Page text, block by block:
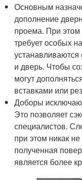
Основным
дополнение
проема. При этом
требует особых
и дверь. Чтобы
могут
вставками или
Доборы
Это позволяет
специалистов.
при этом никак
полученная
является более